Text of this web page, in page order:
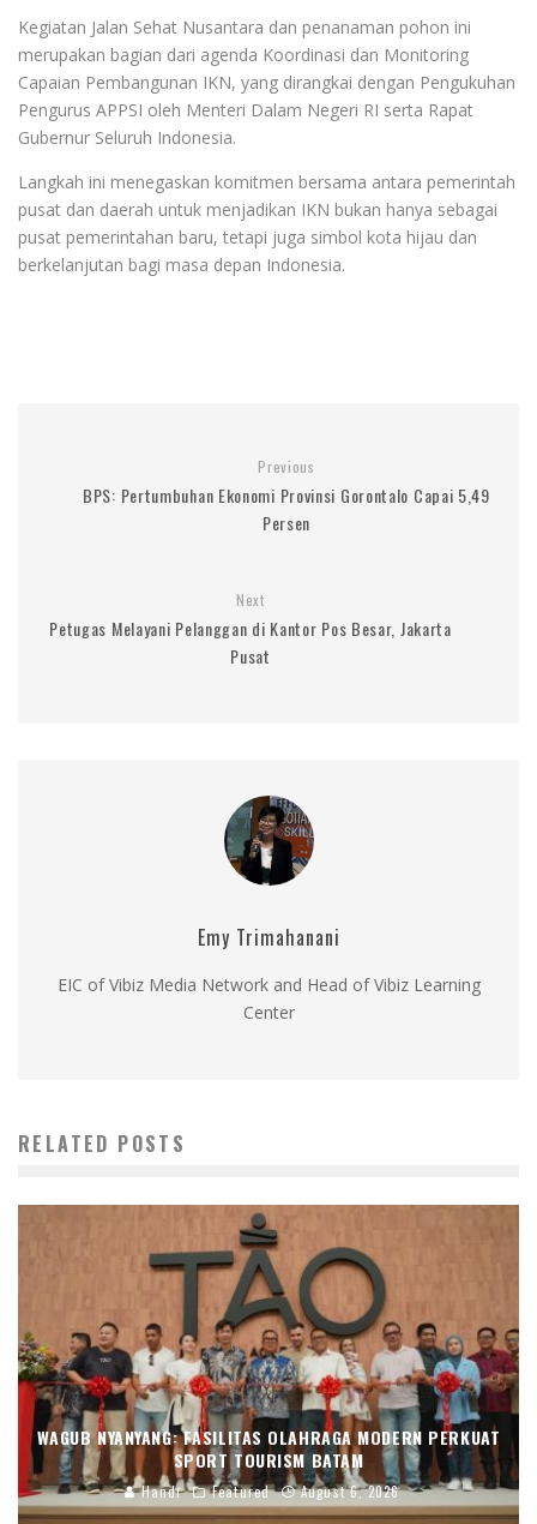
Kegiatan Jalan Sehat Nusantara dan penanaman pohon ini
merupakan bagian dari agenda Koordinasi dan Monitoring
Capaian Pembangunan IKN, yang dirangkai dengan Pengukuhan
Pengurus APPSI oleh Menteri Dalam Negeri RI serta Rapat
Gubernur Seluruh Indonesia.
Langkah ini menegaskan komitmen bersama antara pemerintah
pusat dan daerah untuk menjadikan IKN bukan hanya sebagai
pusat pemerintahan baru, tetapi juga simbol kota hijau dan
berkelanjutan bagi masa depan Indonesia.
Previous
BPS: Pertumbuhan Ekonomi Provinsi Gorontalo Capai 5,49
Persen
Next
Petugas Melayani Pelanggan di Kantor Pos Besar, Jakarta
Pusat
Emy Trimahanani
EIC of Vibiz Media Network and Head of Vibiz Learning
Center
RELATED POSTS
WAGUB NYANYANG: FASILITAS OLAHRAGA MODERN PERKUAT
SPORT TOURISM BATAM
Handi Featured August 6, 2026